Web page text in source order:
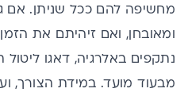
מחשיפה להם ככל שניתן. אם
ומאובחן, ואם זיהיתם את
נתקפים באלרגיה, דאגו ליטול
מבעוד מועד. במידת הצורך,